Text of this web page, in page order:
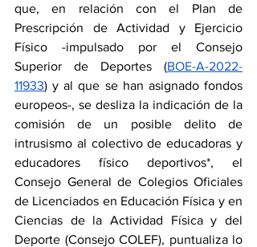
que, en relación con el Plan de
Prescripción de Actividad y Ejercicio
Físico -impulsado por el Consejo
Superior de Deportes (BOE-A-2022-
11933) y al que se han asignado fondos
europeos-, se desliza la indicación de la
comisión de un posible delito de
intrusismo al colectivo de educadoras y
educadores físico deportivos*, el
Consejo General de Colegios Oficiales
de Licenciados en Educación Física y en
Ciencias de la Actividad Física y del
Deporte (Consejo COLEF), puntualiza lo